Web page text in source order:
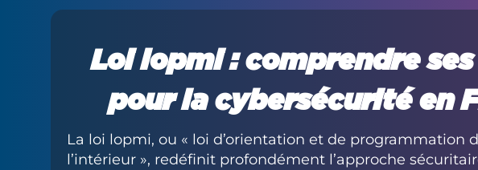
Loi lopmi : comprendre
pour la cybersécurité en
La loi lopmi, ou « loi d’orientation et de programmation
l’intérieur », redéfinit profondément l’approche